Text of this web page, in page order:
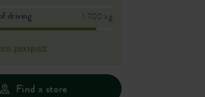
driving 1.700 kg
passport
Find a store